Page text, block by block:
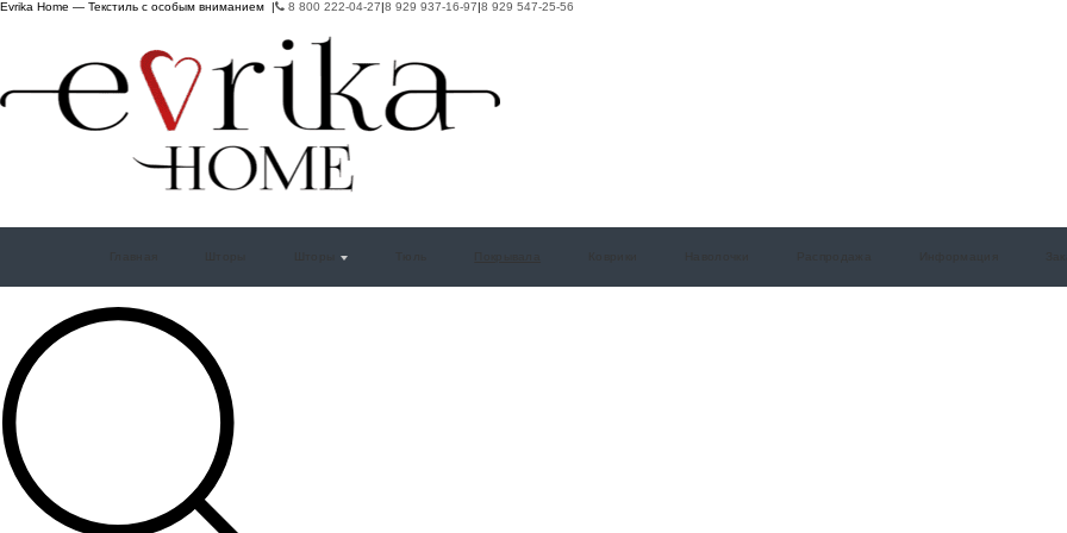
Evrika Home — Текстиль с особым вниманием | 8 800 222-04-27|8 929 937-16-97|8 929 547-25-56